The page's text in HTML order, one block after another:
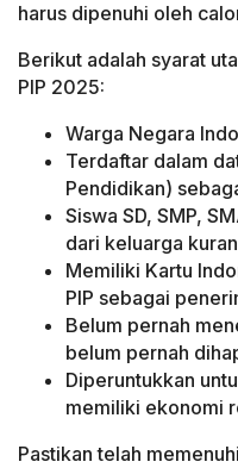
harus dipenuhi oleh
Berikut adalah syarat
PIP 2025:
Warga Negara
Terdaftar dalam
Pendidikan)
Siswa SD, SMP,
dari keluarga
Memiliki Kartu
PIP sebagai
Belum pernah
belum pernah
Diperuntukkan
memiliki ekonomi
Pastikan telah